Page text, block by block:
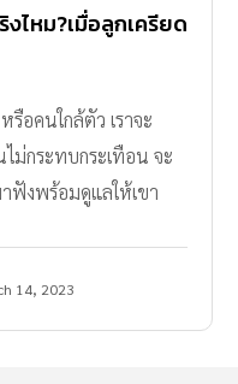
งไหม?เมื่อลูกเครียด
รือคนใกล้ตัว เราจะ
ม่กระทบกระเทือน จะ
ฟังพร้อมดูแลให้เขา
14, 2023